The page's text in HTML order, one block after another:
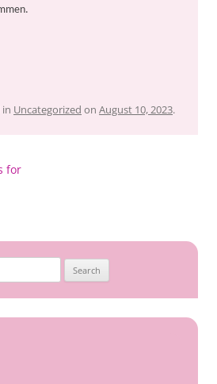
Uncategorized on August 10, 2023.
for